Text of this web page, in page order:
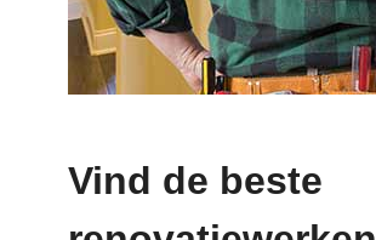
Vind de beste